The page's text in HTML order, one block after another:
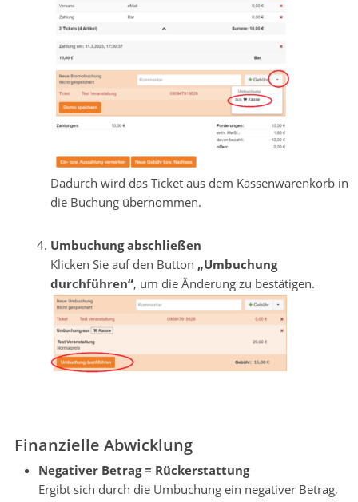
Dadurch wird das Ticket aus dem Kassenwarenkorb in
die Buchung übernommen.
Umbuchung abschließen
Klicken Sie auf den Button „Umbuchung
durchführen“, um die Änderung zu bestätigen.
Finanzielle Abwicklung
Negativer Betrag = Rückerstattung
Ergibt sich durch die Umbuchung ein negativer Betrag,